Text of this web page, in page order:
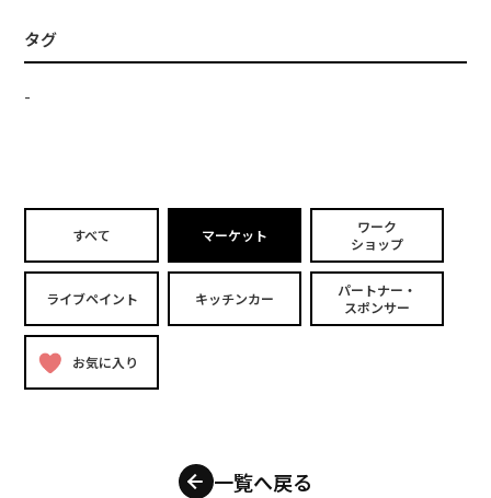
タグ
-
すべて マーケット
ワーク
ショップ
ライブペイント キッチンカー
パートナー・
スポンサー
お気に入り
一覧へ戻る